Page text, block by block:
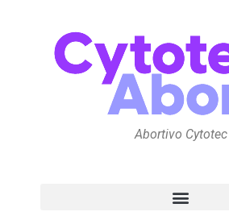
Abortivo Cytotec